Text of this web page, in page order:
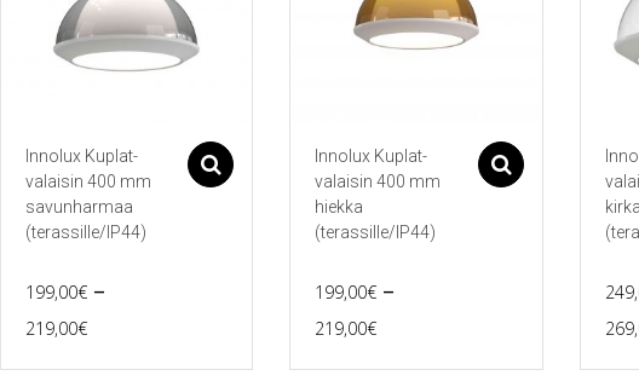
Innolux Kuplat-
valaisin 400 mm
savunharmaa
(terassille/IP44)
199,00€ –
219,00€Price
range:
Asetukset
tuotteella
Innolux Kuplat-
valaisin 400 mm
hiekka
(terassille/IP44)
199,00€ –
219,00€Price
range:
Asetukset
tuotteella